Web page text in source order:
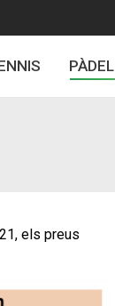
PÀDEL
els preus